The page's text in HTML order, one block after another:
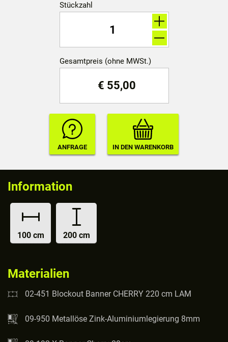
Stückzahl
Gesamtpreis (ohne MWSt.)
€ 55,00
Information
100 cm 200 cm
Materialien
02-451 Blockout Banner CHERRY 220 cm LAM
09-950 Metallöse Zink-Aluminiumlegierung 8mm